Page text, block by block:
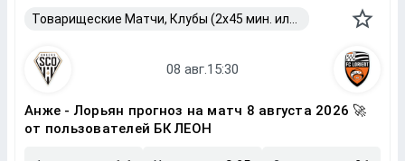
Анже - Лорьян прогноз на матч 8 августа 2026 🚀
от пользователей БК ЛЕОН